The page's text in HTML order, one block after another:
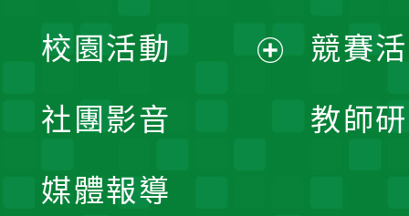
競賽
教師
開
校園活動
社團影音
媒體報導